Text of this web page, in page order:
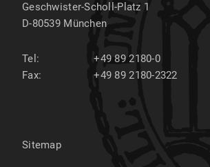
Geschwister-Scholl-Platz 1
D-80539 München
Tel:
+49 89 2180-0
Fax:
+49 89 2180-2322
Sitemap